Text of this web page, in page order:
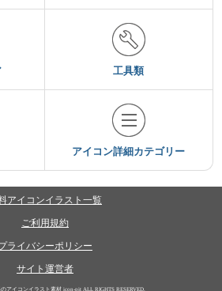
工具類
アイコン詳細カテゴリー
アイコンイラスト一覧
ご利用規約
ライバシーポリシー
サイト運営者
のアイコンイラスト素材 icon-pitALL RIGHTS RESERVED.